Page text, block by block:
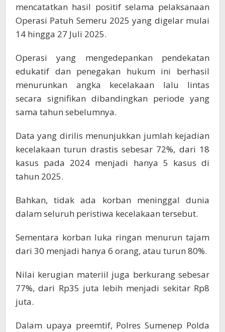
mencatatkan hasil positif selama pelaksanaan
Operasi Patuh Semeru 2025 yang digelar mulai
14 hingga 27 Juli 2025.
Operasi yang mengedepankan pendekatan
edukatif dan penegakan hukum ini berhasil
menurunkan angka kecelakaan lalu lintas
secara signifikan dibandingkan periode yang
sama tahun sebelumnya.
Data yang dirilis menunjukkan jumlah kejadian
kecelakaan turun drastis sebesar 72%, dari 18
kasus pada 2024 menjadi hanya 5 kasus di
tahun 2025.
Bahkan, tidak ada korban meninggal dunia
dalam seluruh peristiwa kecelakaan tersebut.
Sementara korban luka ringan menurun tajam
dari 30 menjadi hanya 6 orang, atau turun 80%.
Nilai kerugian materiil juga berkurang sebesar
77%, dari Rp35 juta lebih menjadi sekitar Rp8
juta.
Dalam upaya preemtif, Polres Sumenep Polda